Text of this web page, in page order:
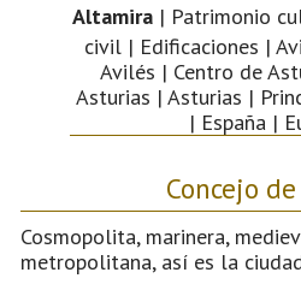
Altamira | Patrimonio
civil | Edificaciones |
Avilés | Centro de
Asturias | Asturias |
| España |
Concejo
Cosmopolita, marinera,
metropolitana, así es la